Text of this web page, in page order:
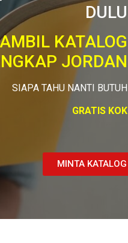
DULU
AMBIL KATALOG
JORDAN
SIAPA TAHU NANTI BUTUH
GRATIS KOK
MINTA KATALOG